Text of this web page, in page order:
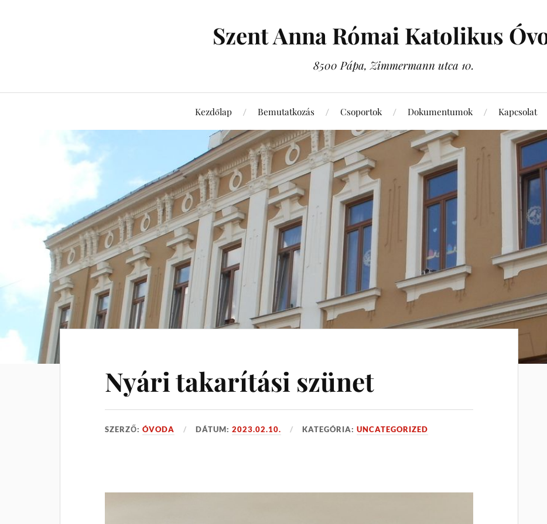
Szent Anna Római Katolikus
8500 Pápa, Zimmermann utca 10.
Kezdőlap Bemutatkozás Csoportok Dokumentumok Kapcsolat
Nyári takarítási szünet
SZERZŐ:ÓVODA DÁTUM:2023.02.10. KATEGÓRIA:UNCATEGORIZED